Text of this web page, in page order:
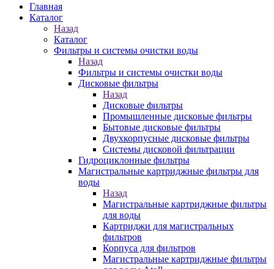
Главная
Каталог
Назад
Каталог
Фильтры и системы очистки воды
Назад
Фильтры и системы очистки воды
Дисковые фильтры
Назад
Дисковые фильтры
Промышленные дисковые фильтры
Бытовые дисковые фильтры
Двухкорпусные дисковые фильтры
Системы дисковой фильтрации
Гидроциклонные фильтры
Магистральные картриджные фильтры для
воды
Назад
Магистральные картриджные фильтры
для воды
Картриджи для магистральных
фильтров
Корпуса для фильтров
Магистральные картриджные фильтры